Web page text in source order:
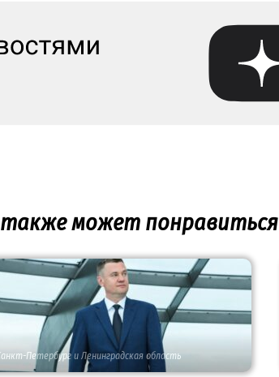
может понравиться
Петербург и Ленинградская область